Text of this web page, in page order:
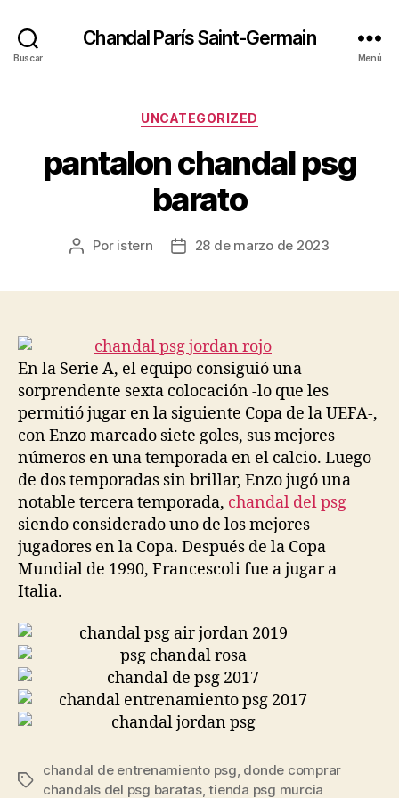
Buscar
Chandal París Saint-Germain
Menú
Categorías
UNCATEGORIZED
pantalon chandal psg
barato
Autor
Por istern
Fecha28 de marzo de 2023
En la Serie A, el equipo consiguió una
sorprendente sexta colocación -lo que les
permitió jugar en la siguiente Copa de la UEFA-,
con Enzo marcado siete goles, sus mejores
números en una temporada en el calcio. Luego
de dos temporadas sin brillar, Enzo jugó una
notable tercera temporada, chandal del psg
siendo considerado uno de los mejores
jugadores en la Copa. Después de la Copa
Mundial de 1990, Francescoli fue a jugar a
Italia.
Etiquetas
chandal de entrenamiento psg, donde comprar
chandals del psg baratas,tienda psg murcia